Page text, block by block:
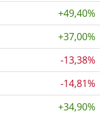
+49,40%
+37,00%
-13,38%
-14,81%
+34,90%